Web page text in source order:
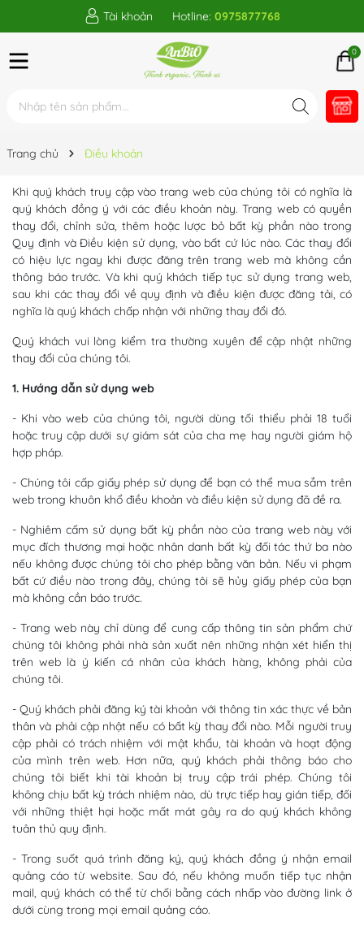
Tài khoản Hotline: 0975877768
0
Trang chủ Điều khoản
Khi quý khách truy cập vào trang web của chúng tôi có nghĩa là
quý khách đồng ý với các điều khoản này. Trang web có quyền
thay đổi, chỉnh sửa, thêm hoặc lược bỏ bất kỳ phần nào trong
Quy định và Điều kiện sử dụng, vào bất cứ lúc nào. Các thay đổi
có hiệu lực ngay khi được đăng trên trang web mà không cần
thông báo trước. Và khi quý khách tiếp tục sử dụng trang web,
sau khi các thay đổi về quy định và điều kiện được đăng tải, có
nghĩa là quý khách chấp nhận với những thay đổi đó.
Quý khách vui lòng kiểm tra thường xuyên để cập nhật những
thay đổi của chúng tôi.
1. Hướng dẫn sử dụng web
- Khi vào web của chúng tôi, người dùng tối thiểu phải 18 tuổi
hoặc truy cập dưới sự giám sát của cha mẹ hay người giám hộ
hợp pháp.
- Chúng tôi cấp giấy phép sử dụng để bạn có thể mua sắm trên
web trong khuôn khổ điều khoản và điều kiện sử dụng đã đề ra.
- Nghiêm cấm sử dụng bất kỳ phần nào của trang web này với
mục đích thương mại hoặc nhân danh bất kỳ đối tác thứ ba nào
nếu không được chúng tôi cho phép bằng văn bản. Nếu vi phạm
bất cứ điều nào trong đây, chúng tôi sẽ hủy giấy phép của bạn
mà không cần báo trước.
- Trang web này chỉ dùng để cung cấp thông tin sản phẩm chứ
chúng tôi không phải nhà sản xuất nên những nhận xét hiển thị
trên web là ý kiến cá nhân của khách hàng, không phải của
chúng tôi.
- Quý khách phải đăng ký tài khoản với thông tin xác thực về bản
thân và phải cập nhật nếu có bất kỳ thay đổi nào. Mỗi người truy
cập phải có trách nhiệm với mật khẩu, tài khoản và hoạt động
của mình trên web. Hơn nữa, quý khách phải thông báo cho
chúng tôi biết khi tài khoản bị truy cập trái phép. Chúng tôi
không chịu bất kỳ trách nhiệm nào, dù trực tiếp hay gián tiếp, đối
với những thiệt hại hoặc mất mát gây ra do quý khách không
tuân thủ quy định.
- Trong suốt quá trình đăng ký, quý khách đồng ý nhận email
quảng cáo từ website. Sau đó, nếu không muốn tiếp tục nhận
mail, quý khách có thể từ chối bằng cách nhấp vào đường link ở
dưới cùng trong mọi email quảng cáo.